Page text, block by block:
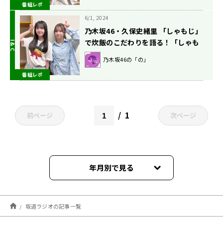
番組レポ
番組レポ
6/1, 2024
乃木坂46・久保史緒里 「しゃもじ」
で炊飯のこだわりを語る！「しゃも
じね、木のやつなんです」
乃木坂46の「の」
前ページ 1 次ページ
年月別で見る
2026年06月
2026年05月
坂道ラジオの記事一覧